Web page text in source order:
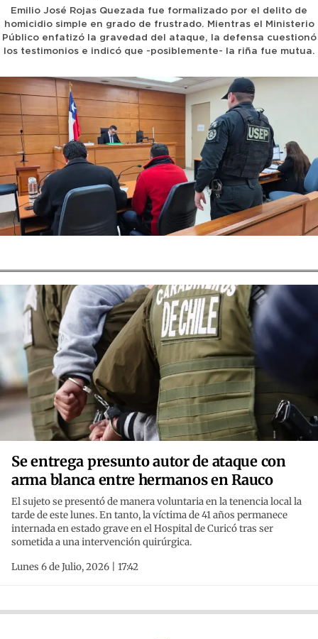
Emilio José Rojas Quezada fue formalizado por el delito de
homicidio simple en grado de frustrado. Mientras el Ministerio
Público enfatizó la gravedad del ataque, la defensa cuestionó
los testimonios e indicó que -posiblemente- la riña fue mutua.
Se entrega presunto autor de ataque con
arma blanca entre hermanos en Rauco
El sujeto se presentó de manera voluntaria en la tenencia local la
tarde de este lunes. En tanto, la víctima de 41 años permanece
internada en estado grave en el Hospital de Curicó tras ser
sometida a una intervención quirúrgica.
Lunes 6 de Julio, 2026 | 17:42